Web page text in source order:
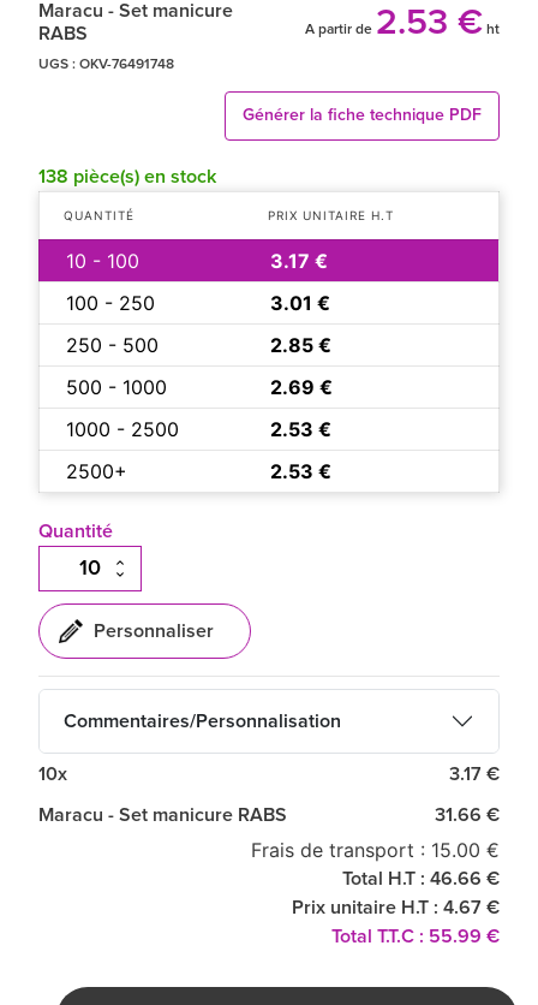
Maracu - Set manicure
RABS
A partir de 2.53 € ht
UGS : OKV-76491748
Générer la fiche technique PDF
138 pièce(s) en stock
QUANTITÉ PRIX UNITAIRE H.T
10 - 100
3.17 €
100 - 250
3.01 €
250 - 500
2.85 €
500 - 1000
2.69 €
1000 - 2500
2.53 €
2500+
2.53 €
Quantité
Commentaires/Personnalisation
10x 3.17 €
Maracu - Set manicure RABS 31.66 €
Frais de transport : 15.00 €
Total H.T : 46.66 €
Prix unitaire H.T : 4.67 €
Total T.T.C : 55.99 €